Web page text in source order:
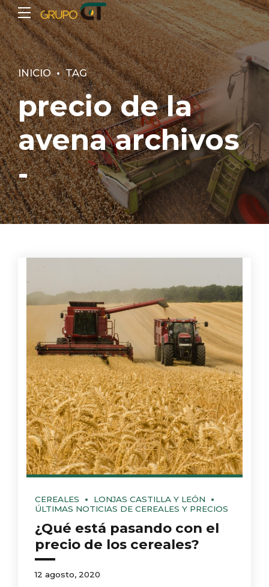
INICIO TAG
precio de la
avena archivos
-
CEREALES
LONJAS CASTILLA Y LEÓN
ÚLTIMAS NOTICIAS DE CEREALES Y PRECIOS
¿Qué está pasando con el
precio de los cereales?
12 agosto, 2020